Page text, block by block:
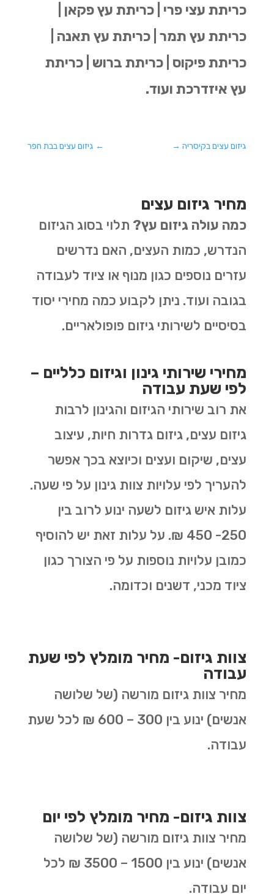
כריתת עצי פרי | כריתת עץ פקאן |
כריתת עץ תמר | כריתת עץ תאנה |
כריתת פיקוס | כריתת ברוש | כריתת
עץ איזדרכת ועוד.
← גיזום עצים בבת חפר גיזום עצים בקיסריה→
מחיר גיזום עצים
כמה עולה גיזום עץ? תלוי בסוג הגיזום
הנדרש, כמות העצים, האם נדרשים
עזרים נוספים כגון מנוף או ציוד לעבודה
בגובה ועוד. ניתן לקבוע כמה מחירי יסוד
בסיסיים לשירותי גיזום פופולאריים.
מחירי שירותי גינון וגיזום כלליים –
לפי שעת עבודה
את רוב שירותי הגיזום והגינון לרבות
גיזום עצים, גיזום גדרות חיות, עיצוב
עצים, שיקום ועצים וכיוצא בכך אפשר
להעריך לפי עלויות צוות גינון על פי שעה.
עלות איש גיזום לשעה ינוע לרוב בין
250- 450 ₪. על עלות זאת יש להוסיף
כמובן עלויות נוספות על פי הצורך כגון
ציוד מכני, דשנים וכדומה.
צוות גיזום- מחיר מומלץ לפי שעת
עבודה
מחיר צוות גיזום מורשה (של שלושה
אנשים) ינוע בין 300 – 600 ₪ לכל שעת
עבודה.
צוות גיזום- מחיר מומלץ לפי יום
מחיר צוות גיזום מורשה (של שלושה
אנשים) ינוע בין 1500 – 3500 ₪ לכל
יום עבודה.